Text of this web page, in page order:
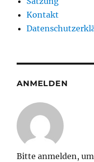
Kontakt
ANMELDEN
Bitte anmelden,